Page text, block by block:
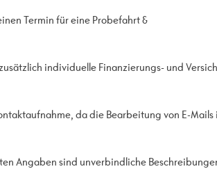
Termin für eine Probefahrt &
individuelle Finanzierungs- und
da die Bearbeitung von E-Mails
Angaben sind unverbindliche